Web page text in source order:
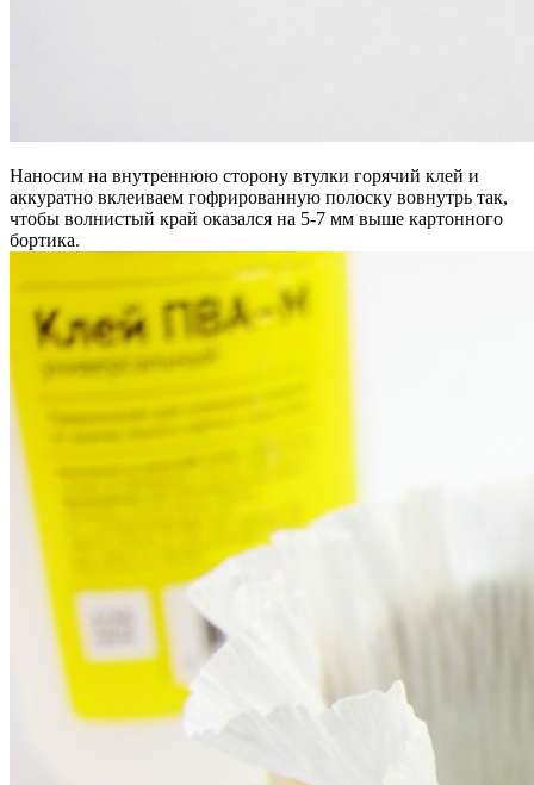
Наносим на внутреннюю сторону втулки горячий клей и
аккуратно вклеиваем гофрированную полоску вовнутрь так,
чтобы волнистый край оказался на 5-7 мм выше картонного
бортика.